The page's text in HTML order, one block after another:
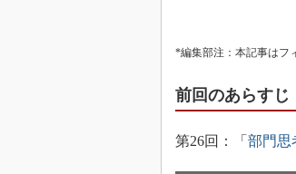
*編集部注：本記事はフ
前回のあらすじ
第26回：「 部門思